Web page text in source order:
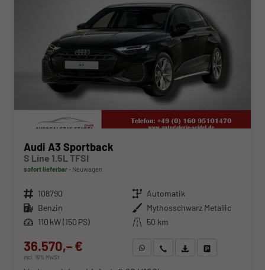
Audi A3 Sportback
S Line 1.5L TFSI
sofort lieferbar Neuwagen
Fahrzeugnr. 108790 Getriebe Automatik
Kraftstoff Benzin Außenfarbe Mythosschwarz Metallic
Leistung 110 kW (150 PS) Kilometerstand 50 km
36.570,– €
incl. 19% MwSt.
WhatsApp anfragen
Wir rufen Sie anFahrzeugexposé (PDF)